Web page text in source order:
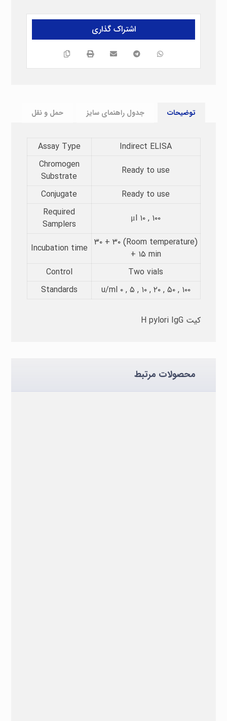
توضیحات جدول راهنمای سایز حمل و نقل
Indirect ELISA
Assay Type​
Ready to use
Chromogen
Substrate​
Ready to use
Conjugate
μl ۱۰ , ۱۰۰
Required
Samplers​
(Room temperature) ۳۰ + ۳۰
+ ۱۵ min
Incubation time​
Two vials
Control
u/ml ۰ , ۵ , ۱۰ , ۲۰ , ۵۰ , ۱۰۰
Standards
کیت H pylori IgG
محصولات مرتبط